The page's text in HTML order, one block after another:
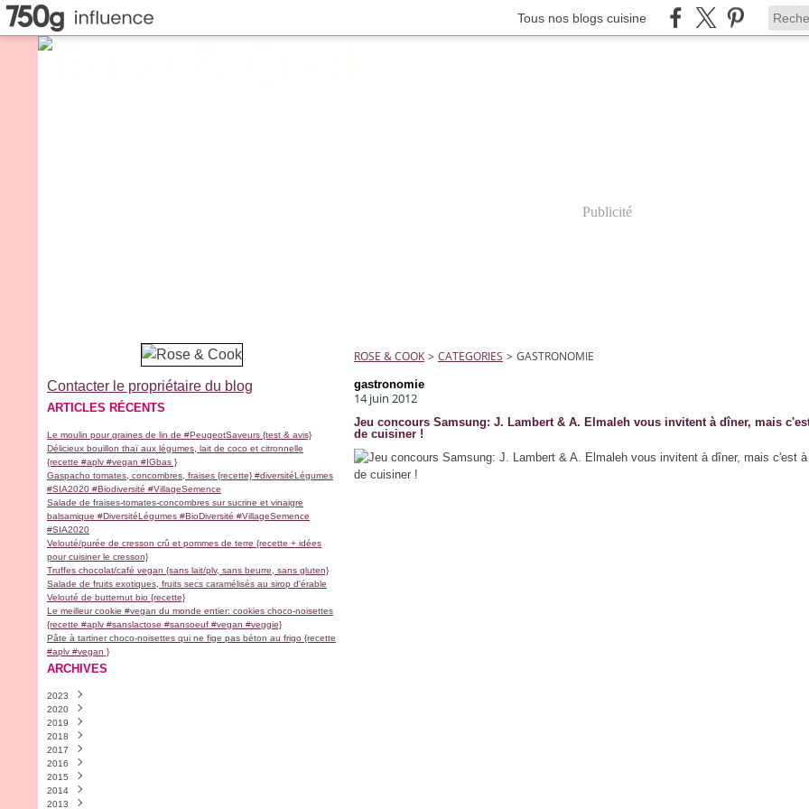
Tous nos blogs cuisine
Publicité
Contacter le propriétaire du blog
ARTICLES RÉCENTS
Le moulin pour graines de lin de #PeugeotSaveurs {test & avis}
Délicieux bouillon thaï aux légumes, lait de coco et citronnelle
{recette #aplv #vegan #IGbas }
Gaspacho tomates, concombres, fraises {recette} #diversitéLégumes
#SIA2020 #Biodiversité #VillageSemence
Salade de fraises-tomates-concombres sur sucrine et vinaigre
balsamique #DiversitéLégumes #BioDiversité #VillageSemence
#SIA2020
Velouté/purée de cresson crû et pommes de terre {recette + idées
pour cuisiner le cresson}
Truffes chocolat/café vegan {sans lait/plv, sans beurre, sans gluten}
Salade de fruits exotiques, fruits secs caramélisés au sirop d'érable
Velouté de butternut bio {recette}
Le meilleur cookie #vegan du monde entier: cookies choco-noisettes
{recette #aplv #sanslactose #sansoeuf #vegan #veggie}
Pâte à tartiner choco-noisettes qui ne fige pas béton au frigo {recette
#aplv #vegan }
ARCHIVES
2023
Novembre
2020
Avril
Février
Janvier
2019
Décembre
Novembre
Septembre
Août
Juillet
Mai(1)
2018
Décembre
Septembre
Juillet
Juin
Mars
2017
Décembre
Novembre
Octobre
Septembre
2016
Décembre
Novembre
Octobre
2015
Décembre
Novembre
2014
Décembre
2013
ROSE & COOK > CATEGORIES > GASTRONOMIE
gastronomie
14 juin 2012
Jeu concours Samsung: J. Lambert & A. Elmaleh vous invitent à dîner, mais
de cuisiner !